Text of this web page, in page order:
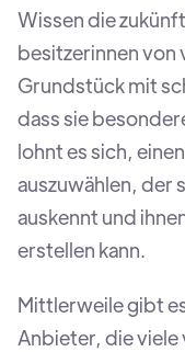
Wissen die
besitzerinnen von
Grundstück mit
dass sie
lohnt es sich,
auszuwählen, der
auskennt und
erstellen kann.
Mittlerweile gibt
Anbieter, die